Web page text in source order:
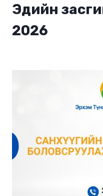
Эдийн
2026